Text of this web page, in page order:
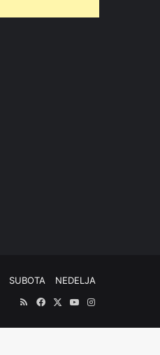
SUBOTA
NEDELJA
RSSFacebook
X YouTubeInstagram